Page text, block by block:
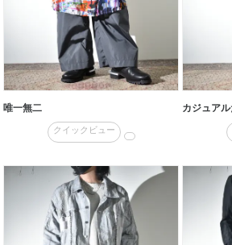
唯一無二
クイックビュー